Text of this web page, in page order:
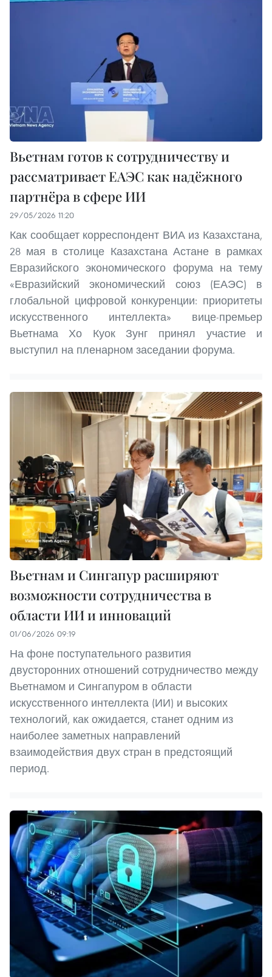
Вьетнам готов к сотрудничеству и
рассматривает ЕАЭС как надёжного
партнёра в сфере ИИ
29/05/2026 11:20
Как сообщает корреспондент ВИА из Казахстана,
28 мая в столице Казахстана Астане в рамках
Евразийского экономического форума на тему
«Евразийский экономический союз (ЕАЭС) в
глобальной цифровой конкуренции: приоритеты
искусственного интеллекта» вице-премьер
Вьетнама Хо Куок Зунг принял участие и
выступил на пленарном заседании форума.
Вьетнам и Сингапур расширяют
возможности сотрудничества в
области ИИ и инноваций
01/06/2026 09:19
На фоне поступательного развития
двусторонних отношений сотрудничество между
Вьетнамом и Сингапуром в области
искусственного интеллекта (ИИ) и высоких
технологий, как ожидается, станет одним из
наиболее заметных направлений
взаимодействия двух стран в предстоящий
период.